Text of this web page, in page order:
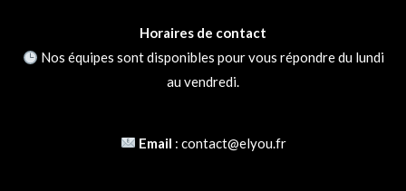
Horaires de contact
Nos équipes sont disponibles pour vous répondre du lundi
au vendredi.
Email : contact@elyou.fr